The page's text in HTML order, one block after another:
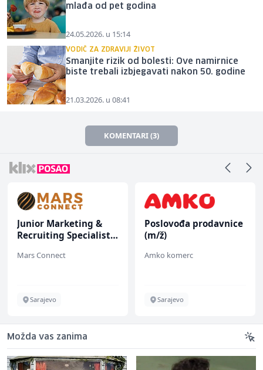
mlađa od pet godina
24.05.2026. u 15:14
VODIČ ZA ZDRAVIJI ŽIVOT
Smanjite rizik od bolesti: Ove namirnice
biste trebali izbjegavati nakon 50. godine
21.03.2026. u 08:41
KOMENTARI (3)
Junior Marketing &
Recruiting Specialist
Mars Connect
Sarajevo
Poslovođa prodavnice
(m/ž)
Amko komerc
Sarajevo
Možda vas zanima